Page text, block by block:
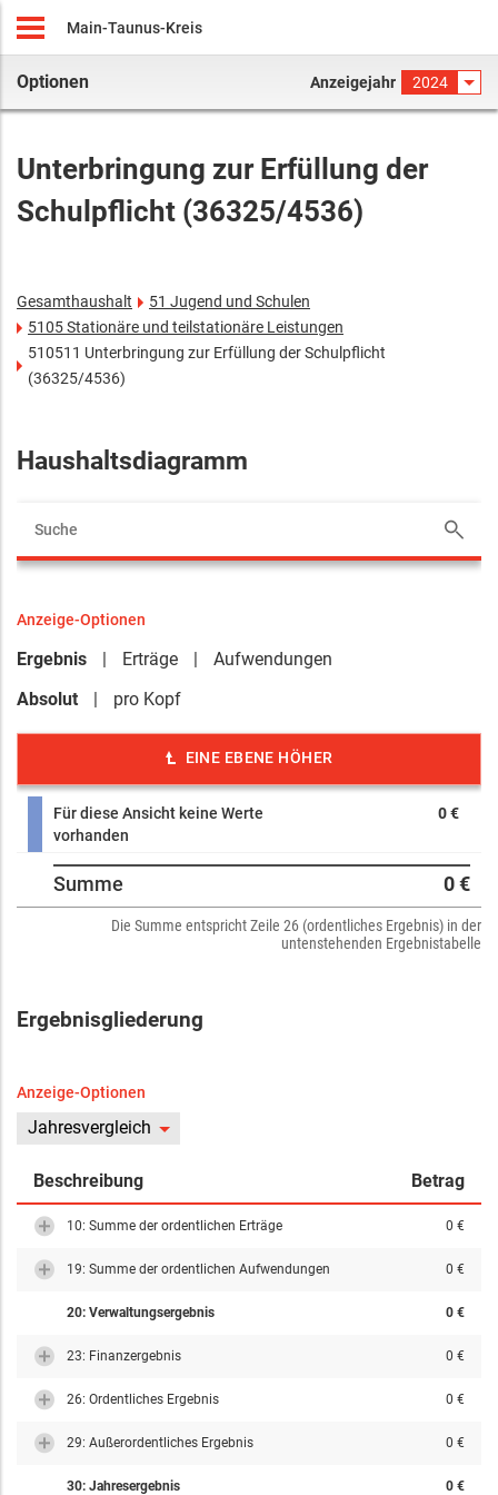
Main-Taunus-Kreis
Optionen Anzeigejahr 2024
Unterbringung zur Erfüllung der
Schulpflicht (36325/4536)
Gesamthaushalt
51 Jugend und Schulen
5105 Stationäre und teilstationäre Leistungen
510511 Unterbringung zur Erfüllung der Schulpflicht
(36325/4536)
Haushaltsdiagramm
Anzeige-Optionen
Ergebnis Erträge
Aufwendungen
Absolut
pro Kopf
EINE EBENE HÖHER
Für diese Ansicht keine Werte
vorhanden
0 €
Summe 0 €
Die Summe entspricht Zeile 26 (ordentliches Ergebnis) in der
untenstehenden Ergebnistabelle
Ergebnisgliederung
Anzeige-Optionen
Jahresvergleich
Beschreibung Betrag
10: Summe der ordentlichen Erträge 0 €
19: Summe der ordentlichen Aufwendungen 0 €
20: Verwaltungsergebnis 0 €
23: Finanzergebnis 0 €
26: Ordentliches Ergebnis 0 €
29: Außerordentliches Ergebnis 0 €
30: Jahresergebnis 0 €